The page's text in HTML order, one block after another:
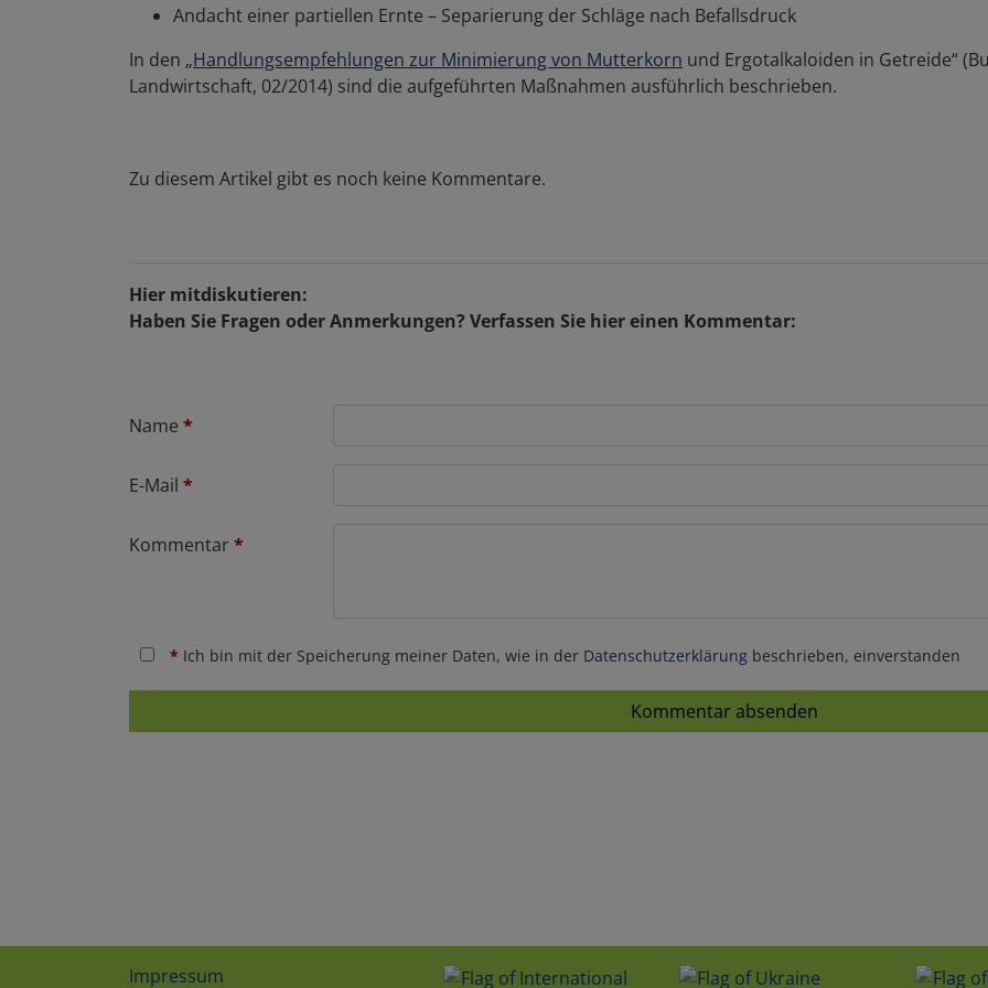
Andacht einer partiellen Ernte – Separierung der Schläge nach Befallsdruck
In den „Handlungsempfehlungen zur Minimierung von Mutterkorn und Ergotalkaloiden in Getreide“
Landwirtschaft, 02/2014) sind die aufgeführten Maßnahmen ausführlich beschrieben.
Zu diesem Artikel gibt es noch keine Kommentare.
Hier mitdiskutieren:
Haben Sie Fragen oder Anmerkungen? Verfassen Sie hier einen Kommentar:
Name *
E-Mail *
Kommentar *
* Ich bin mit der Speicherung meiner Daten, wie in der Datenschutzerklärung beschrieben, einverstanden
Kommentar absenden
Impressum